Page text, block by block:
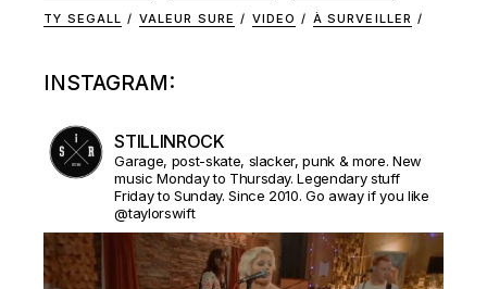
TY SEGALL
VALEUR SURE VIDEO À SURVEILLER
INSTAGRAM:
STILLINROCK
Garage, post-skate, slacker, punk & more. New
music Monday to Thursday. Legendary stuff
Friday to Sunday. Since 2010. Go away if you like
@taylorswift